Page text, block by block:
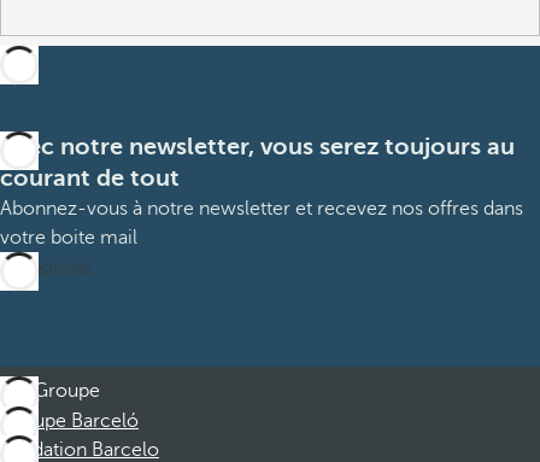
Avec notre newsletter, vous serez toujours au
courant de tout
Abonnez-vous à notre newsletter et recevez nos offres dans
votre boite mail
M’abonner
Groupe
Groupe Barceló
Fondation Barcelo